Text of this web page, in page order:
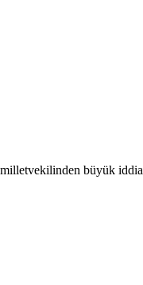
büyük iddia